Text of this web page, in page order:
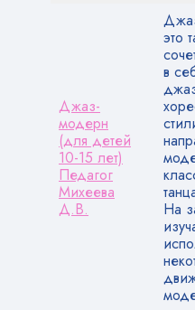
Джаз-
модерн
(для детей
10-15 лет)
Педагог
Михеева
Д.В.
это
в
На